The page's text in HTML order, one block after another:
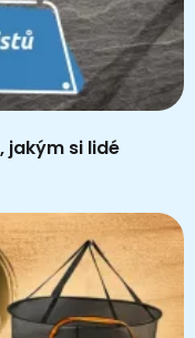
jakým si lidé